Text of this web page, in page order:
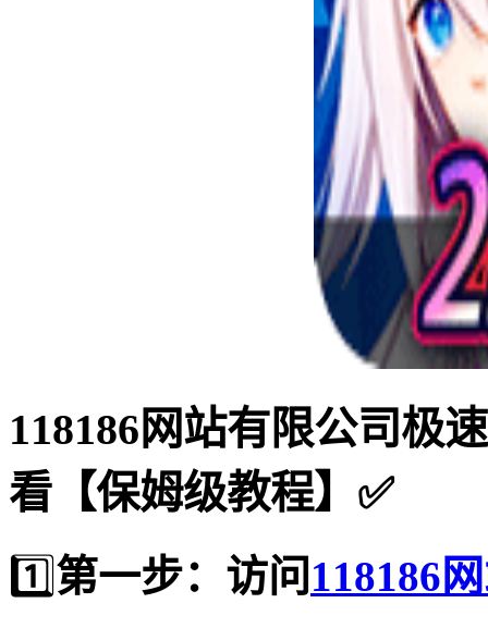
118186网站有限公司极
看【保姆级教程】✅
1️⃣第一步：访问 118186